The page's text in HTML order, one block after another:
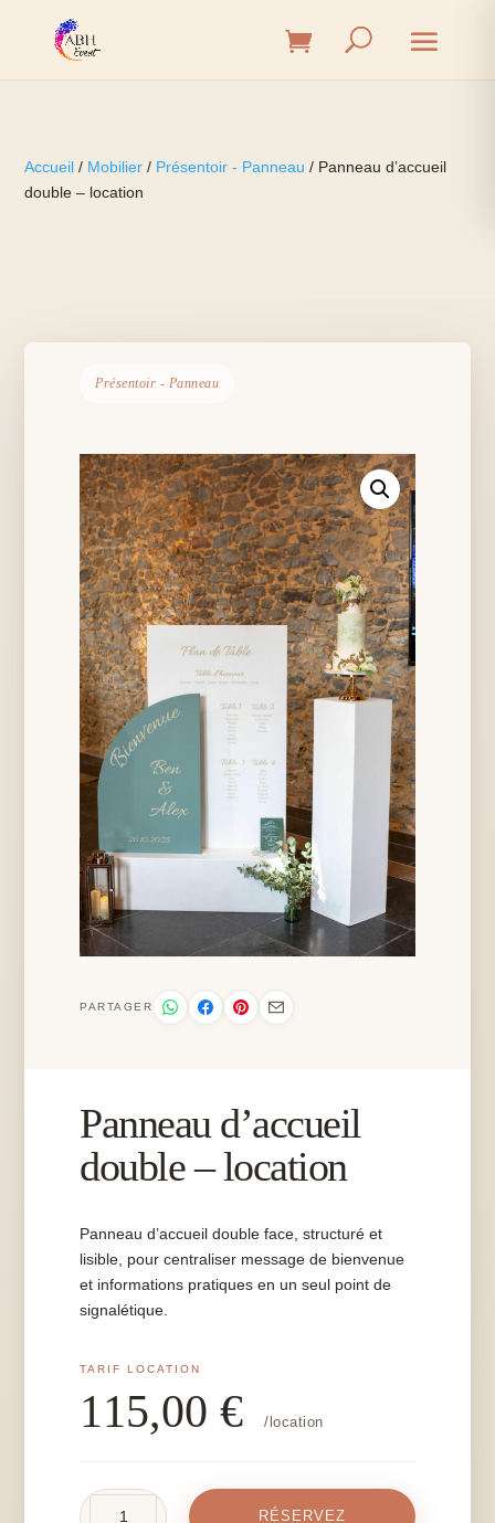
Accueil / Mobilier / Présentoir - Panneau / Panneau d’accueil
double – location
Présentoir - Panneau
PARTAGER
Panneau d’accueil
double – location
Panneau d’accueil double face, structuré et
lisible, pour centraliser message de bienvenue
et informations pratiques en un seul point de
signalétique.
115,00€ /location
RÉSERVEZ